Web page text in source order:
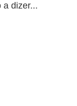
a dizer...